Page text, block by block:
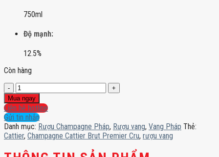
750ml
Độ mạnh:
12.5%
Còn hàng
Champagne
Cattier
Brut
Premier
Cru
số
lượng
Mua ngay
Liên hệ hotline
Gửi tin nhắn
Danh mục: Rượu Champagne Pháp, Rượu vang, Vang Pháp Thẻ:
Cattier, Champagne Cattier Brut Premier Cru, rượu vang